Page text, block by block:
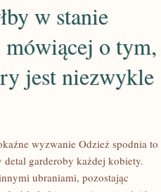
w stanie
o tym,
jest niezwykle
wyzwanie Odzież spodnia to
garderoby każdej kobiety.
ubraniami, pozostając